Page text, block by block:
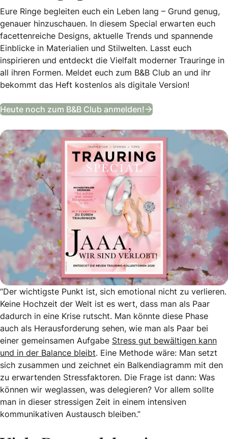
Eure Ringe begleiten euch ein Leben lang – Grund genug,
genauer hinzuschauen. In diesem Special erwarten euch
facettenreiche Designs, aktuelle Trends und spannende
Einblicke in Materialien und Stilwelten. Lasst euch
inspirieren und entdeckt die Vielfalt moderner Trauringe in
all ihren Formen. Meldet euch zum B&B Club an und ihr
bekommt das Heft kostenlos als digitale Version!
Heute noch zum B&B Club anmelden! Trauring Special
“Der wichtigste Punkt ist, sich emotional nicht zu verlieren.
Keine Hochzeit der Welt ist es wert, dass man als Paar
dadurch in eine Krise rutscht. Man könnte diese Phase
auch als Herausforderung sehen, wie man als Paar bei
einer gemeinsamen Aufgabe Stress gut bewältigen kann
und in der Balance bleibt. Eine Methode wäre: Man setzt
sich zusammen und zeichnet ein Balkendiagramm mit den
zu erwartenden Stressfaktoren. Die Frage ist dann: Was
können wir weglassen, was delegieren? Vor allem sollte
man in dieser stressigen Zeit in einem intensiven
kommunikativen Austausch bleiben.”